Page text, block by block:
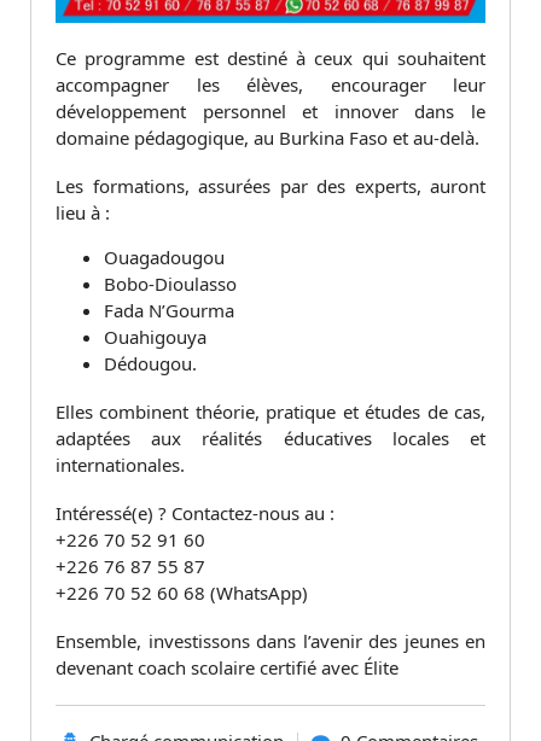
Ce programme est destiné à ceux qui souhaitent
accompagner les élèves, encourager leur
développement personnel et innover dans le
domaine pédagogique, au Burkina Faso et au-delà.
Les formations, assurées par des experts, auront
lieu à :
Ouagadougou
Bobo-Dioulasso
Fada N’Gourma
Ouahigouya
Dédougou.
Elles combinent théorie, pratique et études de cas,
adaptées aux réalités éducatives locales et
internationales.
Intéressé(e) ? Contactez-nous au :
+226 70 52 91 60
+226 76 87 55 87
+226 70 52 60 68 (WhatsApp)
Ensemble, investissons dans l’avenir des jeunes en
devenant coach scolaire certifié avec Élite